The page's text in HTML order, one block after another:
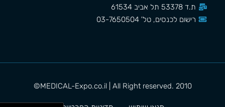
ת.ד 53378 תל אביב 61534
רישום לכנסים, טל' 03-7650504
MEDICAL-Expo.co.il | All Right reserved. 2010©